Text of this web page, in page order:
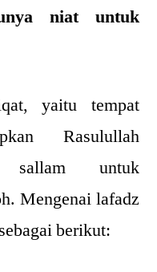
niat untuk
yaitu tempat
Rasulullah
sallam untuk
Mengenai lafadz
berikut: